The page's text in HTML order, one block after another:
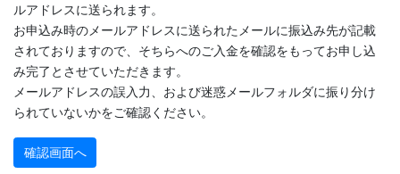
ルアドレスに送られます。
お申込み時のメールアドレスに送られたメールに振込み先が記載
されておりますので、そちらへのご入金を確認をもってお申し込
み完了とさせていただきます。
メールアドレスの誤入力、および迷惑メールフォルダに振り分け
られていないかをご確認ください。